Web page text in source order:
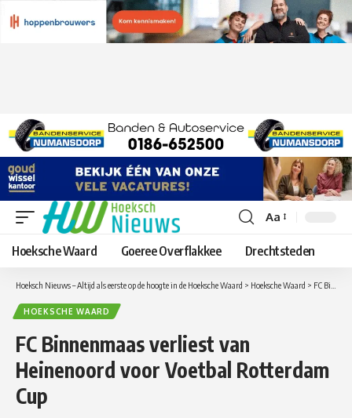
Lettergrootte
aanpassen
Aa
Hoeksche Waard Goeree Overflakkee Drechtsteden
Hoeksch Nieuws – Altijd als eerste op de hoogte in de Hoeksche Waard > Hoeksche Waard > FC Binnenmaas verliest van Heinenoord voor Voetbal Rotterdam Cup
HOEKSCHE WAARD
FC Binnenmaas verliest van
Heinenoord voor Voetbal Rotterdam
Cup